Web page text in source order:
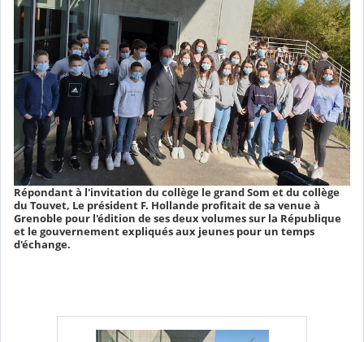
Répondant à l'invitation du collège le grand Som et du collège
du Touvet, Le président F. Hollande profitait de sa venue à
Grenoble pour l'édition de ses deux volumes sur la République
et le gouvernement expliqués aux jeunes pour un temps
d'échange.